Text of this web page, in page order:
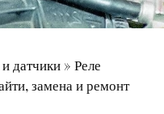
датчики »Реле
замена и ремонт